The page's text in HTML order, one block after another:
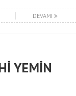
DEVAMI
YEMİN